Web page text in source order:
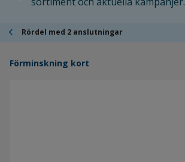
chevron_left Rördel med 2 anslutningar
Förminskning kort